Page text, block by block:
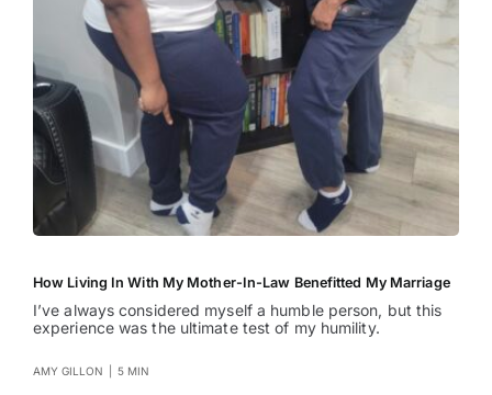
How Living In With My Mother-In-Law Benefitted My Marriage
I’ve always considered myself a humble person, but this
experience was the ultimate test of my humility.
AMY GILLON 5 MIN